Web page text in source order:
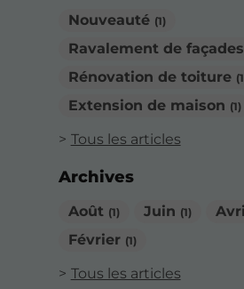
Nouveauté (1)
Ravalement de façades
Rénovation de toiture
Extension de maison (1)
Tous les articles
Archives
Août (1) Juin (1)
Février (1)
Tous les articles
par absorber l'humidité,
désordres esthétiques et
de saturer les pores du
d'empêcher la pénétration